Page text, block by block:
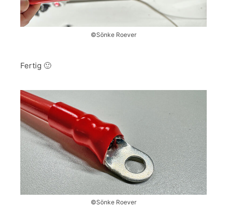
©Sönke Roever
Fertig 🙂
©Sönke Roever